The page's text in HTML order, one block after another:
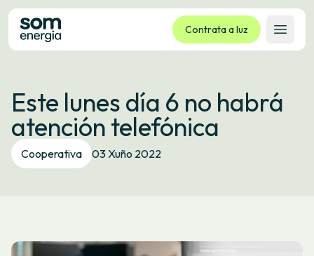
Contrata a luz
Abrir
Tarifas
Servizos
Empresas
La cooperativa
Idioma: CA
Este lunes día 6 no habrá
atención telefónica
Cooperativa 03 Xuño 2022